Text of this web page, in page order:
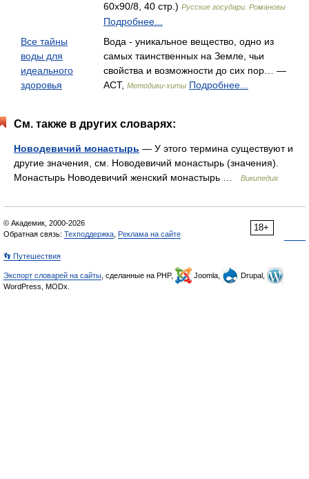
60x90/8, 40 стр.) Русские государи. Романовы
Подробнее...
Все тайны
воды для
идеального
здоровья
Вода - уникальное вещество, одно из
самых таинственных на Земле, чьи
свойства и возможности до сих пор… —
АСТ, Методики-хиты Подробнее...
См. также в других словарях:
Новодевичий монастырь — У этого термина существуют и
другие значения, см. Новодевичий монастырь (значения).
Монастырь Новодевичий женский монастырь …
Википедия
18+
© Академик, 2000-2026
Обратная связь: Техподдержка Реклама на сайте
👣 Путешествия
Экспорт словарей на сайты , сделанные на PHP, Joomla,
Drupal,
WordPress, MODx.